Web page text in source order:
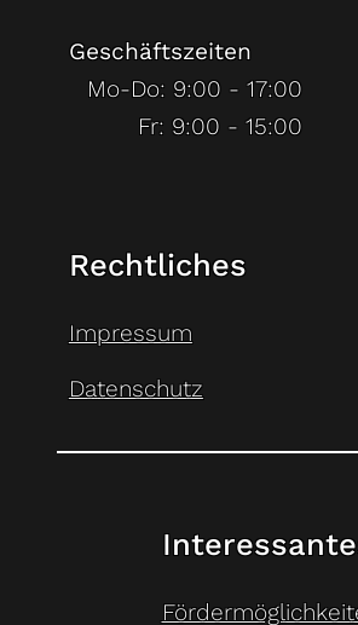
Geschäftszeiten
Mo-Do: 9:00 - 17:00
Fr: 9:00 - 15:00
Rechtliches
Impressum
Datenschutz